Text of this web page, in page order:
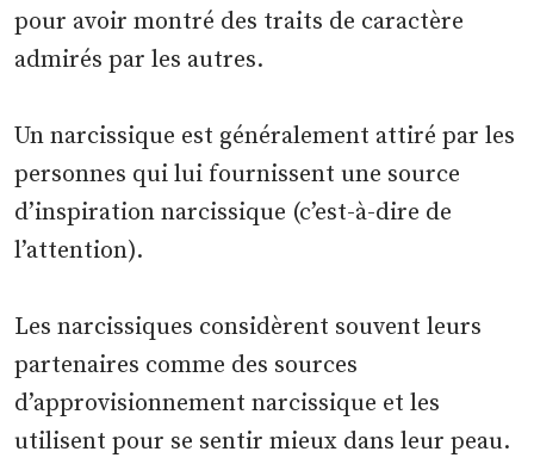
pour avoir montré des traits de caractère
admirés par les autres.
Un narcissique est généralement attiré par les
personnes qui lui fournissent une source
d’inspiration narcissique (c’est-à-dire de
l’attention).
Les narcissiques considèrent souvent leurs
partenaires comme des sources
d’approvisionnement narcissique et les
utilisent pour se sentir mieux dans leur peau.